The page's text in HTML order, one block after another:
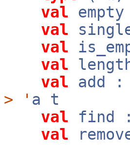
val
val
val
val
val add :
>
' a t
val find
val